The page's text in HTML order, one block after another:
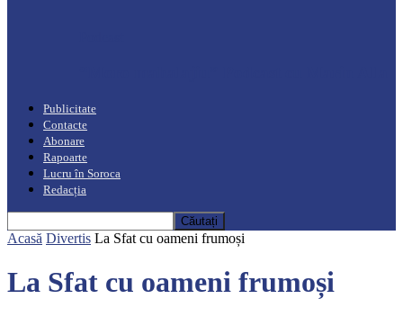
Publicitate
Contacte
Abonare
Rapoarte
Lucru în Soroca
Redacția
Acasă Divertis La Sfat cu oameni frumoși
La Sfat cu oameni frumoși